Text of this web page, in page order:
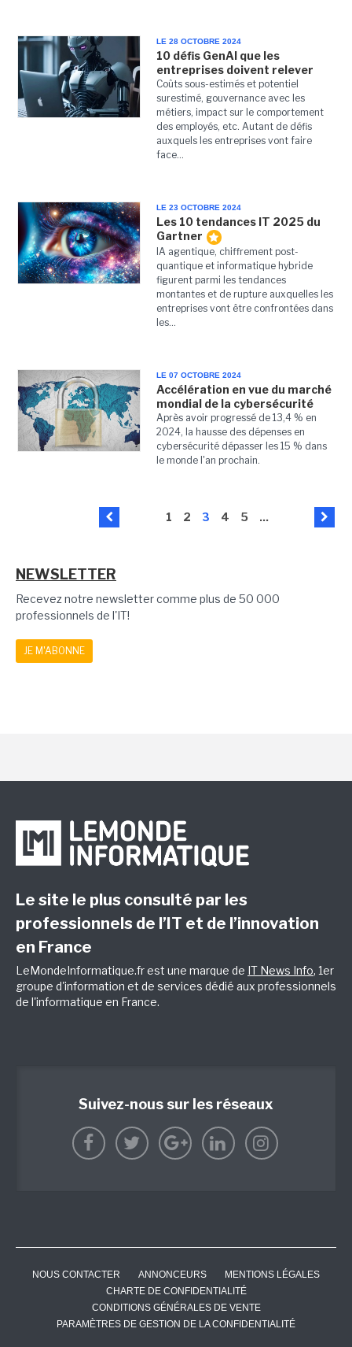
LE 28 OCTOBRE 2024
10 défis GenAI que les
entreprises doivent relever
Coûts sous-estimés et potentiel
surestimé, gouvernance avec les
métiers, impact sur le comportement
des employés, etc. Autant de défis
auxquels les entreprises vont faire
face...
LE 23 OCTOBRE 2024
Les 10 tendances IT 2025 du
Gartner
IA agentique, chiffrement post-
quantique et informatique hybride
figurent parmi les tendances
montantes et de rupture auxquelles les
entreprises vont être confrontées dans
les...
LE 07 OCTOBRE 2024
Accélération en vue du marché
mondial de la cybersécurité
Après avoir progressé de 13,4 % en
2024, la hausse des dépenses en
cybersécurité dépasser les 15 % dans
le monde l'an prochain.
1 2 3 4 5 ...
NEWSLETTER
Recevez notre newsletter comme plus de 50 000
professionnels de l'IT!
JE M'ABONNE
Le site le plus consulté par les
professionnels de l’IT et de l’innovation
en France
LeMondeInformatique.fr est une marque de IT News Info, 1er
groupe d'information et de services dédié aux professionnels
de l'informatique en France.
Suivez-nous sur les réseaux
NOUS CONTACTER ANNONCEURS
MENTIONS LÉGALES
CHARTE DE CONFIDENTIALITÉ
CONDITIONS GÉNÉRALES DE VENTE
PARAMÈTRES DE GESTION DE LA CONFIDENTIALITÉ